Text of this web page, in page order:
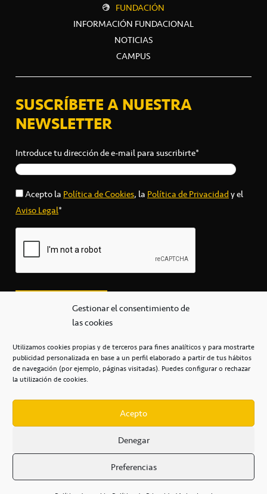
Gestionar el consentimiento de
las cookies
Utilizamos cookies propias y de terceros para fines analíticos y para mostrarte
publicidad personalizada en base a un perfil elaborado a partir de tus hábitos
de navegación (por ejemplo, páginas visitadas). Puedes configurar o rechazar
la utilización de cookies.
Acepto
Denegar
Preferencias
FUNDACIÓN
INFORMACIÓN FUNDACIONAL
NOTICIAS
CAMPUS
SUSCRÍBETE A NUESTRA
NEWSLETTER
Introduce tu dirección de e-mail para suscribirte*
Acepto laPolítica de Cookies, laPolítica de Privacidady el
Aviso Legal*
secretaria@cbcanarias.es
+34 922 253 684
Casa del Deporte / 38108 – La Laguna
POLÍTICA DE PRIVACIDAD / POLÍTICA DE COOKIES /
AVISO LEGAL / CONDICIONES